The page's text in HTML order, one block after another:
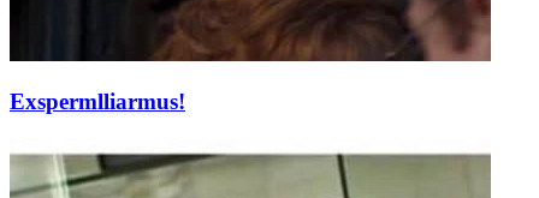
Exspermlliarmus!